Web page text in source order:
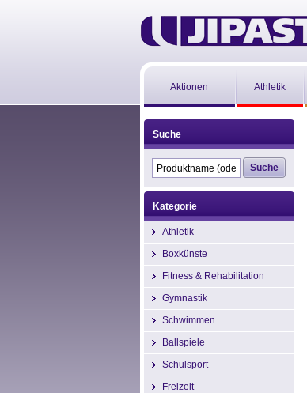
Aktionen Athletik
Suche
Kategorie
Athletik
Boxkünste
Fitness & Rehabilitation
Gymnastik
Schwimmen
Ballspiele
Schulsport
Freizeit